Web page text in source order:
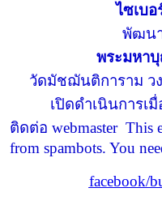
ไซเบอ
พัฒน
พระมหา
วัดมัชฌันติการาม ว
เปิดดำเนินการเ
ติดต่อ webmaster This
from spambots. You
facebook/